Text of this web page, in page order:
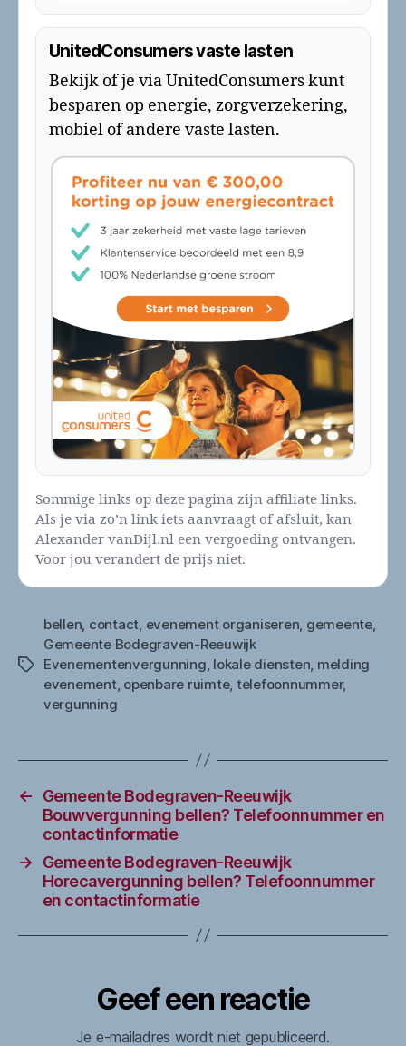
UnitedConsumers vaste lasten
Bekijk of je via UnitedConsumers kunt
besparen op energie, zorgverzekering,
mobiel of andere vaste lasten.
Sommige links op deze pagina zijn affiliate links.
Als je via zo’n link iets aanvraagt of afsluit, kan
Alexander vanDijl.nl een vergoeding ontvangen.
Voor jou verandert de prijs niet.
Tags
bellen contact evenement organiseren gemeente,
Gemeente Bodegraven-Reeuwijk
Evenementenvergunning lokale diensten melding
evenement, openbare ruimte, telefoonnummer,
vergunning
←
Gemeente Bodegraven-Reeuwijk
Bouwvergunning bellen? Telefoonnummer en
contactinformatie
→
Gemeente Bodegraven-Reeuwijk
Horecavergunning bellen? Telefoonnummer
en contactinformatie
Geef een reactie
Je e-mailadres wordt niet gepubliceerd.